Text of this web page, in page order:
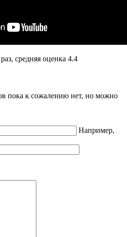
раз, средняя оценка 4.4
пока к сожалению нет, но можно
Например,